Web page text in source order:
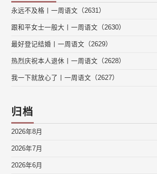
永远不及格丨一周语文（2631）
跟和平女士一般大丨一周语文（2630）
最好登记结婚丨一周语文（2629）
热烈庆祝本人退休丨一周语文（2628）
我一下就放心了丨一周语文（2627）
归档
2026年8月
2026年7月
2026年6月